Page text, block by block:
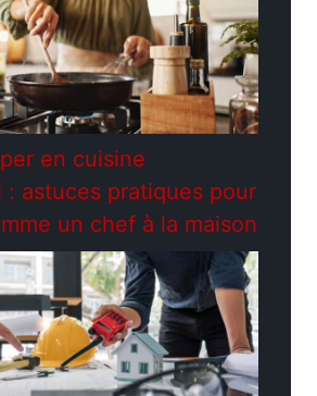
en cuisine
: astuces pratiques pour
un chef à la maison